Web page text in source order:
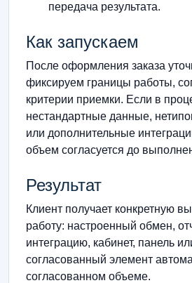
передача результата.
Как запускаем
После оформления заказа
фиксируем границы работы,
критерии приемки. Если в
нестандартные данные,
или дополнительные
объем согласуется до
Результат
Клиент получает конкретную
работу: настроенный обмен,
интеграцию, кабинет, панель
согласованный элемент
согласованном объеме.